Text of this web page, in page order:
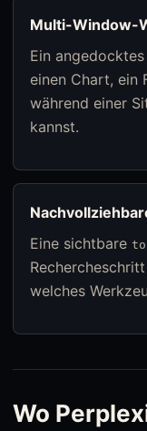
Multi-Window-
Ein
einen Chart, ein
während einer
kannst.
Eine sichtbare
welches
Wo